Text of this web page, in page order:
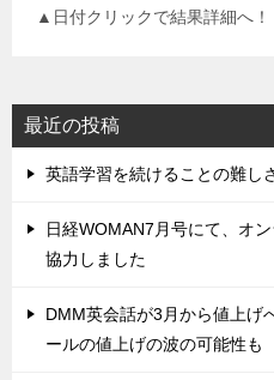
▲日付クリックで結果詳細へ！
最近の投稿
英語学習を続けることの難し
日経WOMAN7月号にて、オ
協力しました
DMM英会話が3月から値上げ
ールの値上げの波の可能性も